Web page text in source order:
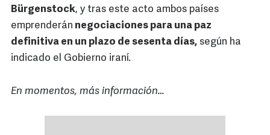
Bürgenstock, y tras este acto ambos países
emprenderán negociaciones para una paz
definitiva en un plazo de sesenta días, según ha
indicado el Gobierno iraní.
En momentos, más información…